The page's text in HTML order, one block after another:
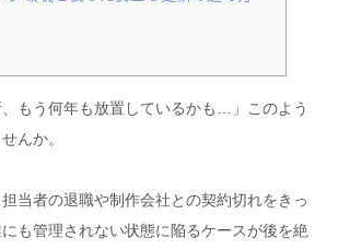
、もう何年も放置しているかも…」このよう
んか。
当者の退職や制作会社との契約切れをきっ
も管理されない状態に陥るケースが後を絶